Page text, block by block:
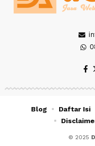
© 2025
Blog Daftar Isi